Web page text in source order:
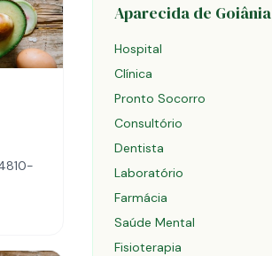
Aparecida de Goiânia
Hospital
Clínica
Pronto Socorro
Consultório
Dentista
Laboratório
Farmácia
Saúde Mental
Fisioterapia